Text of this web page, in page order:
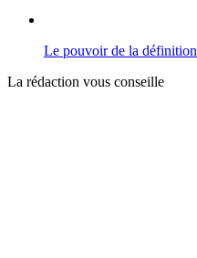
Le pouvoir de la
La rédaction vous conseille